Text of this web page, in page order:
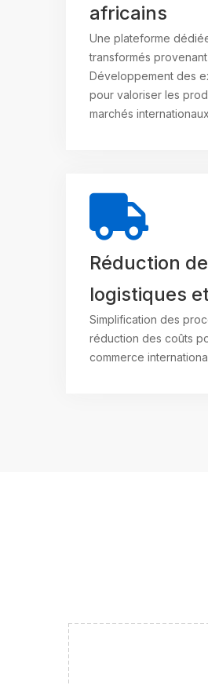
africains
Une plateforme
transformés
Développement des
pour valoriser les
marchés
Réduction
logistiques
Simplification des
réduction des coûts
commerce